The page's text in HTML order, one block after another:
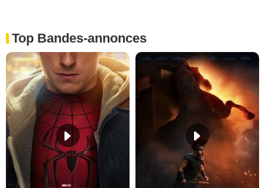
Top Bandes-annonces